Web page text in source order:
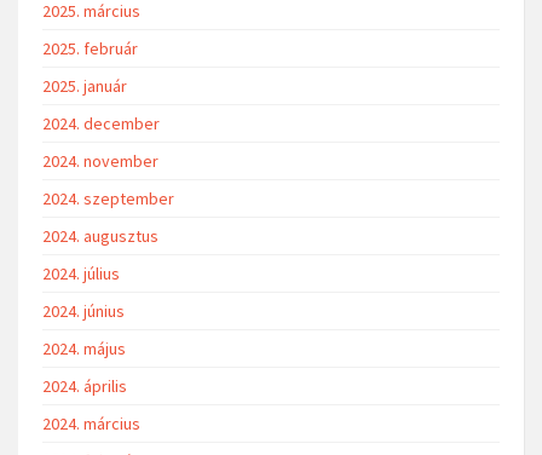
2025. március
2025. február
2025. január
2024. december
2024. november
2024. szeptember
2024. augusztus
2024. július
2024. június
2024. május
2024. április
2024. március